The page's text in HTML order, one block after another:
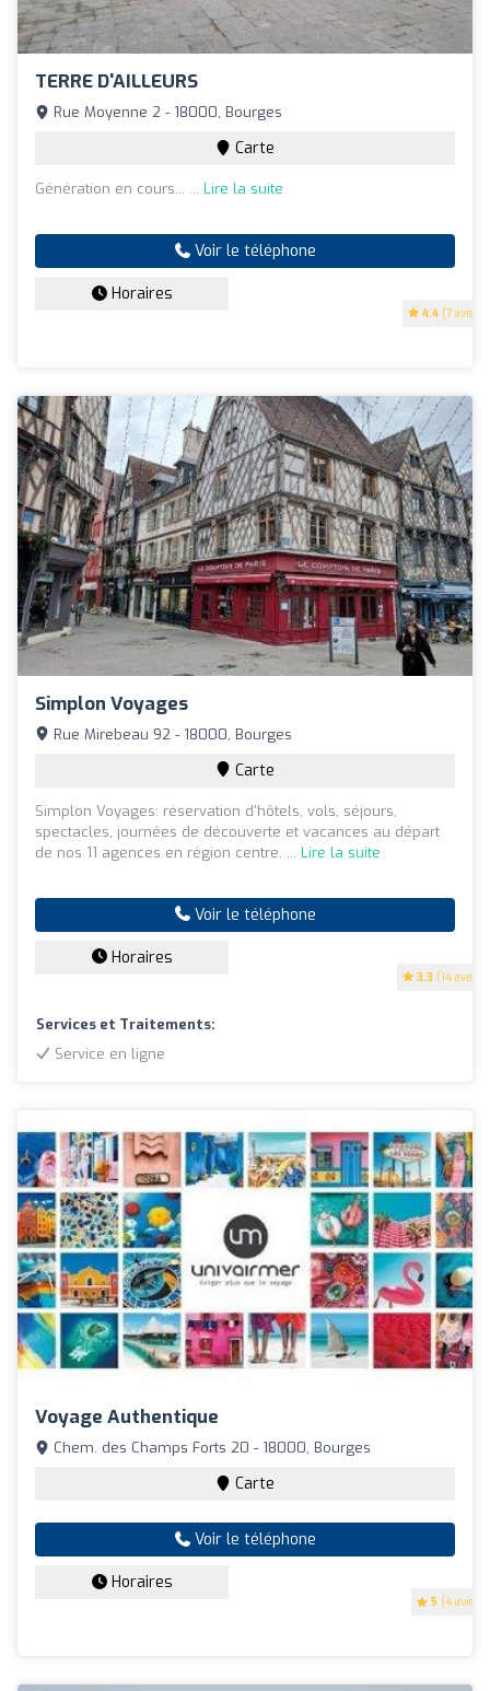
TERRE D'AILLEURS
4.4 (7 avis)
Rue Moyenne 2 - 18000, Bourges
Carte
Génération en cours... ... Lire la suite
Voir le téléphone
Horaires
Simplon Voyages
3.3 (14 avis)
Rue Mirebeau 92 - 18000, Bourges
Carte
Simplon Voyages: réservation d'hôtels, vols, séjours,
spectacles, journées de découverte et vacances au départ
de nos 11 agences en région centre. ... Lire la suite
Voir le téléphone
Horaires
Services et Traitements:
Service en ligne
Voyage Authentique
5 (4 avis)
Chem. des Champs Forts 20 - 18000, Bourges
Carte
Voir le téléphone
Horaires